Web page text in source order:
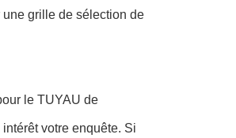
grille de sélection de
le TUYAU de
votre enquête. Si